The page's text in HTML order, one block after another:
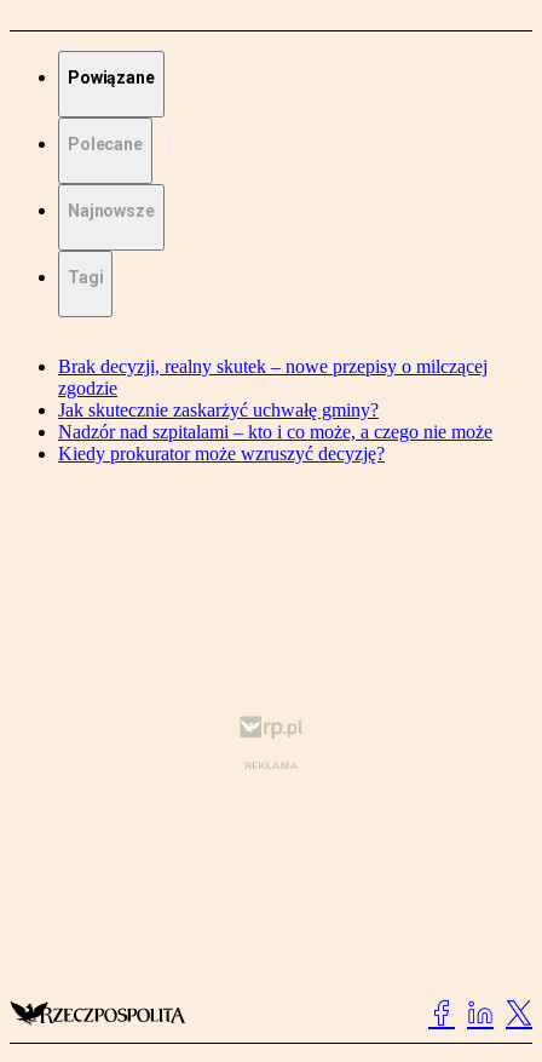
Powiązane
Polecane
Najnowsze
Tagi
Brak decyzji, realny skutek – nowe przepisy o milczącej
zgodzie
Jak skutecznie zaskarżyć uchwałę gminy?
Nadzór nad szpitalami – kto i co może, a czego nie może
Kiedy prokurator może wzruszyć decyzję?